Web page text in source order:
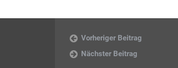
Vorheriger Beitrag
Nächster Beitrag